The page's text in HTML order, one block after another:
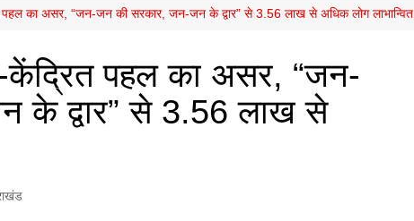
पहल का असर, “जन-जन की सरकार, जन-जन के द्वार” से 3.56 लाख से अधिक लोग लाभान्वित
केंद्रित पहल का असर, “जन-
के द्वार” से 3.56 लाख से